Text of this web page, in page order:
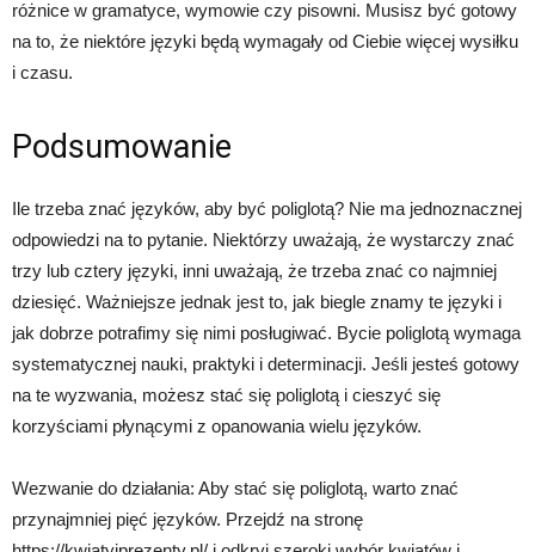
różnice w gramatyce, wymowie czy pisowni. Musisz być gotowy
na to, że niektóre języki będą wymagały od Ciebie więcej wysiłku
i czasu.
Podsumowanie
Ile trzeba znać języków, aby być poliglotą? Nie ma jednoznacznej
odpowiedzi na to pytanie. Niektórzy uważają, że wystarczy znać
trzy lub cztery języki, inni uważają, że trzeba znać co najmniej
dziesięć. Ważniejsze jednak jest to, jak biegle znamy te języki i
jak dobrze potrafimy się nimi posługiwać. Bycie poliglotą wymaga
systematycznej nauki, praktyki i determinacji. Jeśli jesteś gotowy
na te wyzwania, możesz stać się poliglotą i cieszyć się
korzyściami płynącymi z opanowania wielu języków.
Wezwanie do działania: Aby stać się poliglotą, warto znać
przynajmniej pięć języków. Przejdź na stronę